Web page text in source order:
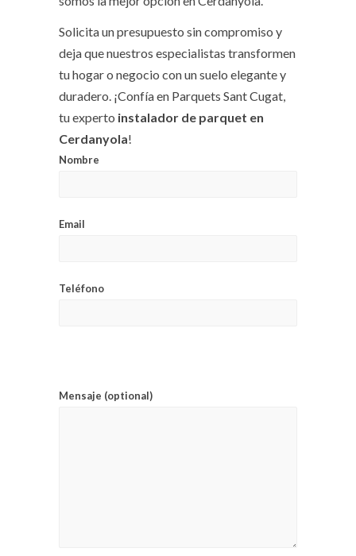
Solicita un presupuesto sin compromiso y
deja que nuestros especialistas transformen
tu hogar o negocio con un suelo elegante y
duradero. ¡Confía en Parquets Sant Cugat,
tu experto instalador de parquet en
Cerdanyola!
Nombre
Email
Teléfono
Mensaje (optional)